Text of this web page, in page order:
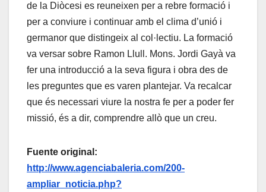
de la Diòcesi es reuneixen per a rebre formació i
per a conviure i continuar amb el clima d’unió i
germanor que distingeix al col·lectiu. La formació
va versar sobre Ramon Llull. Mons. Jordi Gayà va
fer una introducció a la seva figura i obra des de
les preguntes que es varen plantejar. Va recalcar
que és necessari viure la nostra fe per a poder fer
missió, és a dir, comprendre allò que un creu.
Fuente original:
http://www.agenciabaleria.com/200-
ampliar_noticia.php?